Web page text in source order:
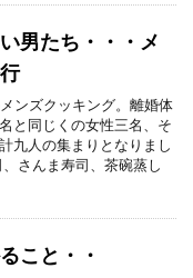
男たち・・・メ
ンズクッキング。離婚体
と同じくの女性三名、そ
九人の集まりとなりまし
さんま寿司、茶碗蒸し
こと・・